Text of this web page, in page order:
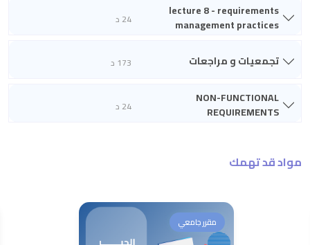
lecture 8 - requirements
management practices
24 د
تجمعيات و مراجعات 173 د
NON-FUNCTIONAL
REQUIREMENTS
24 د
مواد قد تهمك
مقرر جامعي